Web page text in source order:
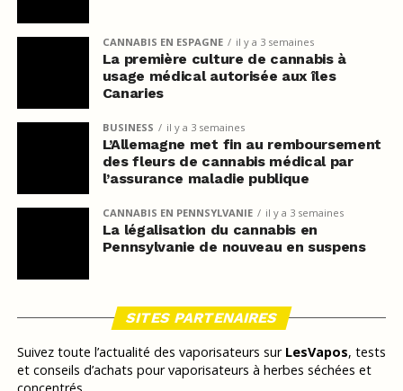
CANNABIS EN ESPAGNE il y a 3 semaines
La première culture de cannabis à
usage médical autorisée aux îles
Canaries
BUSINESS il y a 3 semaines
L’Allemagne met fin au remboursement
des fleurs de cannabis médical par
l’assurance maladie publique
CANNABIS EN PENNSYLVANIE il y a 3 semaines
La légalisation du cannabis en
Pennsylvanie de nouveau en suspens
SITES PARTENAIRES
Suivez toute l’actualité des vaporisateurs sur LesVapos, tests
et conseils d’achats pour vaporisateurs à herbes séchées et